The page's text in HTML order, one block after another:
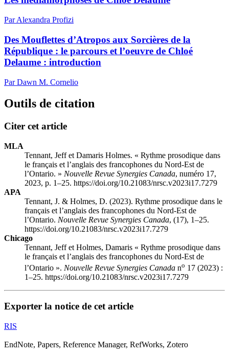
Par Alexandra Profizi
Des Mouflettes d’Atropos aux Sorcières de la
République : le parcours et l’oeuvre de Chloé
Delaume : introduction
Par Dawn M. Cornelio
Outils de citation
Citer cet article
MLA
Tennant, Jeff et Damaris Holmes. « Rythme prosodique dans
le français et l’anglais des francophones du Nord-Est de
l’Ontario. » Nouvelle Revue Synergies Canada, numéro 17,
2023, p. 1–25. https://doi.org/10.21083/nrsc.v2023i17.7279
APA
Tennant, J. & Holmes, D. (2023). Rythme prosodique dans le
français et l’anglais des francophones du Nord-Est de
l’Ontario. Nouvelle Revue Synergies Canada, (17), 1–25.
https://doi.org/10.21083/nrsc.v2023i17.7279
Chicago
Tennant, Jeff et Holmes, Damaris « Rythme prosodique dans
le français et l’anglais des francophones du Nord-Est de
l’Ontario ». Nouvelle Revue Synergies Canada no 17 (2023) :
1–25. https://doi.org/10.21083/nrsc.v2023i17.7279
Exporter la notice de cet article
RIS
EndNote, Papers, Reference Manager, RefWorks, Zotero